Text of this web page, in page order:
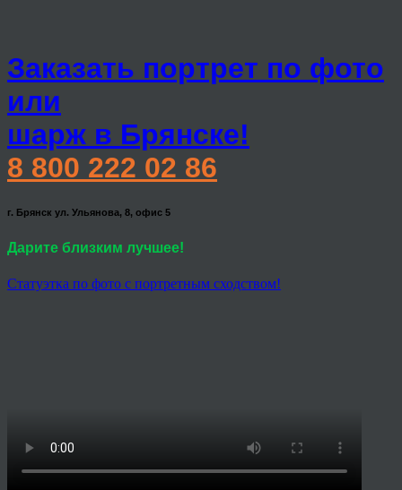
Заказать портрет по фото
или
шарж в Брянске!
8 800 222 02 86
г. Брянск ул. Ульянова, 8, офис 5
Дарите близким лучшее!
Статуэтка по фото с портретным сходством!